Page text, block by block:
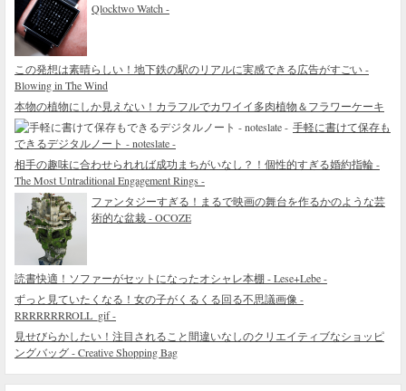
Qlocktwo Watch -
この発想は素晴らしい！地下鉄の駅のリアルに実感できる広告がすごい -
Blowing in The Wind
本物の植物にしか見えない！カラフルでカワイイ多肉植物＆フラワーケーキ
手軽に書けて保存も
できるデジタルノート - noteslate -
相手の趣味に合わせられれば成功まちがいなし？！個性的すぎる婚約指輪 -
The Most Untraditional Engagement Rings -
ファンタジーすぎる！まるで映画の舞台を作るかのような芸
術的な盆栽 - OCOZE
読書快適！ソファーがセットになったオシャレ本棚 - Lese+Lebe -
ずっと見ていたくなる！女の子がくるくる回る不思議画像 -
RRRRRRRROLL_gif -
見せびらかしたい！注目されること間違いなしのクリエイティブなショッピ
ングバッグ - Creative Shopping Bag